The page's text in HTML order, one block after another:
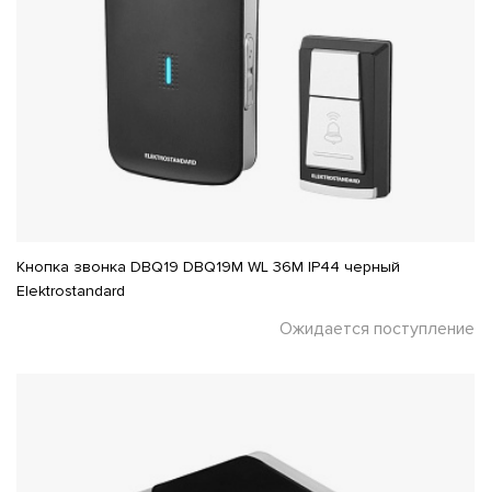
Кнопка звонка DBQ19 DBQ19M WL 36M IP44 черный
Elektrostandard
Ожидается поступление